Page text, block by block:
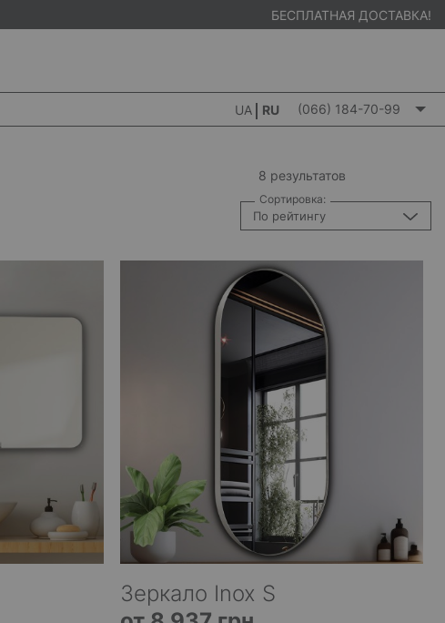
БЕСПЛАТНАЯ ДОСТАВКА!
UA RU (066) 184-70-99
8 результатов
Сортировка:
По рейтингу
Зеркало Inox S